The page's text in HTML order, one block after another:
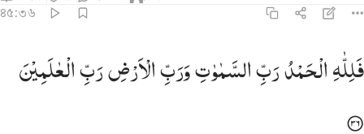
৪৫:৩৬
فلله الحمد رب السماوات ورب الارض رب العالمين ٣٦
فَلِلَّهِ ٱلْحَمْدُ رَبِّ ٱلسَّمَـٰوَٰتِ وَرَبِّ ٱلْأَرْضِ رَبِّ ٱلْعَـٰلَمِينَ ٣٦
فَلِلّٰهِالْحَمْدُرَبِّالسَّمٰوٰتِوَرَبِّالْاَرْضِرَبِّالْعٰلَمِیْنَ